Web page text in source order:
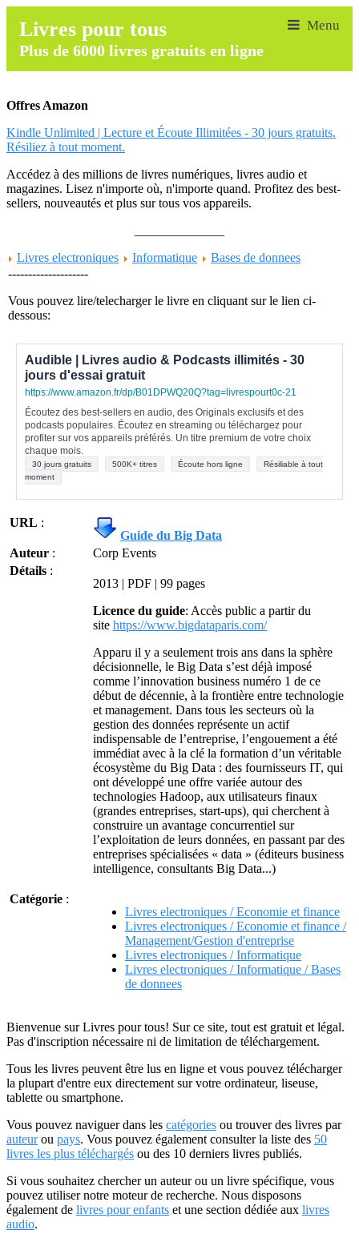
Livres pour tous
Plus de 6000 livres gratuits en ligne
Offres Amazon
Kindle Unlimited | Lecture et Écoute Illimitées - 30 jours gratuits.
Résiliez à tout moment.
Accédez à des millions de livres numériques, livres audio et
magazines. Lisez n'importe où, n'importe quand. Profitez des best-
sellers, nouveautés et plus sur tous vos appareils.
Livres electroniques
Informatique
Bases de donnees
--------------------
Vous pouvez lire/telecharger le livre en cliquant sur le lien ci-
dessous:
Audible | Livres audio & Podcasts illimités - 30
jours d'essai gratuit
https://www.amazon.fr/dp/B01DPWQ20Q?tag=livrespourt0c-21
Écoutez des best-sellers en audio, des Originals exclusifs et des
podcasts populaires. Écoutez en streaming ou téléchargez pour
profiter sur vos appareils préférés. Un titre premium de votre choix
chaque mois.
30 jours gratuits 500K+ titres Écoute hors ligne
Résiliable à tout
moment
URL :
Guide du Big Data
Auteur :
Corp Events
Détails :
2013 | PDF | 99 pages
Licence du guide: Accès public a partir du
site https://www.bigdataparis.com/
Apparu il y a seulement trois ans dans la sphère
décisionnelle, le Big Data s’est déjà imposé
comme l’innovation business numéro 1 de ce
début de décennie, à la frontière entre technologie
et management. Dans tous les secteurs où la
gestion des données représente un actif
indispensable de l’entreprise, l’engouement a été
immédiat avec à la clé la formation d’un véritable
écosystème du Big Data : des fournisseurs IT, qui
ont développé une offre variée autour des
technologies Hadoop, aux utilisateurs finaux
(grandes entreprises, start-ups), qui cherchent à
construire un avantage concurrentiel sur
l’exploitation de leurs données, en passant par des
entreprises spécialisées « data » (éditeurs business
intelligence, consultants Big Data...)
Catégorie :
Livres electroniques / Economie et finance
Livres electroniques / Economie et finance /
Management/Gestion d'entreprise
Livres electroniques / Informatique
Livres electroniques / Informatique / Bases
de donnees
Bienvenue sur Livres pour tous! Sur ce site, tout est gratuit et légal.
Pas d'inscription nécessaire ni de limitation de téléchargement.
Tous les livres peuvent être lus en ligne et vous pouvez télécharger
la plupart d'entre eux directement sur votre ordinateur, liseuse,
tablette ou smartphone.
Vous pouvez naviguer dans les catégories ou trouver des livres par
auteurou pays. Vous pouvez également consulter la liste des 50
livres les plus téléchargés ou des 10 derniers livres publiés.
Si vous souhaitez chercher un auteur ou un livre spécifique, vous
pouvez utiliser notre moteur de recherche. Nous disposons
également de livres pour enfants et une section dédiée aux livres
audio.